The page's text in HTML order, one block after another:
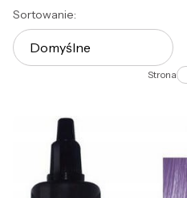
Lista produktów
Sortowanie:
Domyślne
Strona